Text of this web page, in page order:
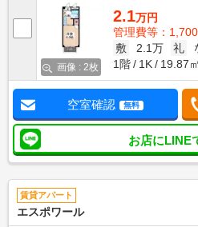
画像 : 2枚
2.1万円
管理費等：
敷
2.1万 礼
1階
1K 19.87㎡
空室確認 無料
お店にLINE
賃貸アパート
エスポワール